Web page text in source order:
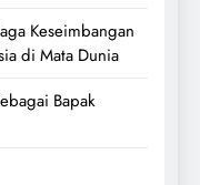
Keseimbangan
di Mata Dunia
Bapak